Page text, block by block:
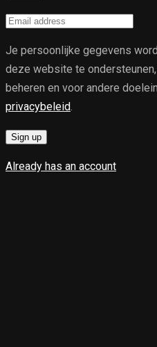
Je persoonlijke gegevens
deze website te
beheren en voor andere
privacybeleid.
Sign up
Already has an account